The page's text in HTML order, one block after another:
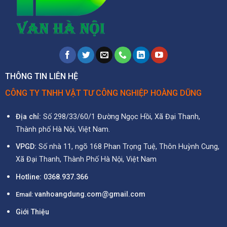
THÔNG TIN LIÊN HỆ
CÔNG TY TNHH VẬT TƯ CÔNG NGHIỆP HOÀNG DŨNG
Địa chỉ: Số 298/33/60/1 Đường Ngọc Hồi, Xã Đại Thanh,
Thành phố Hà Nội, Việt Nam.
VPGD: Số nhà 11, ngõ 168 Phan Trọng Tuệ, Thôn Huỳnh Cung,
Xã Đại Thanh, Thành Phố Hà Nội, Việt Nam
Hotline: 0368.937.366
Email: vanhoangdung.com@gmail.com
Giới Thiệu